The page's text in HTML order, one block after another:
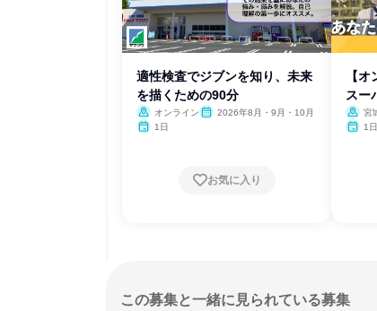
適性検査でジブンを知り、未来
を描くための90分
オンライン
2026年8月・9月・10月
1日
お気に入り
【
スー
り 宮
1日
この募集と一緒に見られている募集